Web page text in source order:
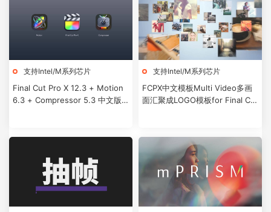
支持Intel/M系列芯片
Final Cut Pro X 12.3 + Motion
6.3 + Compressor 5.3 中文版/
支持Intel/M系列芯片
FCPX中文模板Multi Video多画
面汇聚成LOGO模板for Final Cut